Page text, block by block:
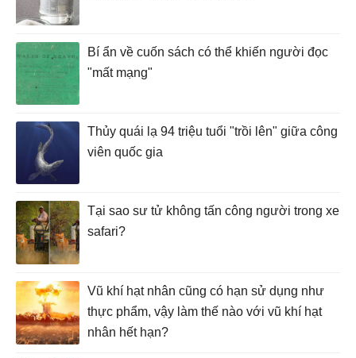
Bí ẩn về cuốn sách có thể khiến người đọc
"mất mạng"
Thủy quái lạ 94 triệu tuổi "trồi lên" giữa công
viên quốc gia
Tại sao sư tử không tấn công người trong xe
safari?
Vũ khí hạt nhân cũng có hạn sử dụng như
thực phẩm, vậy làm thế nào với vũ khí hạt
nhân hết hạn?